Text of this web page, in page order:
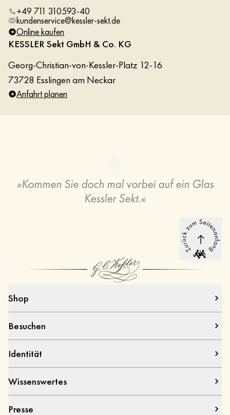
+49 711 310593-40
kundenservice@kessler-sekt.de
Online kaufen
KESSLER Sekt GmbH & Co. KG
Georg-Christian-von-Kessler-Platz 12-16
73728 Esslingen am Neckar
Anfahrt planen
»Kommen Sie doch mal vorbei auf ein Glas
Kessler Sekt.«
Shop
Besuchen
Identität
Wissenswertes
Presse